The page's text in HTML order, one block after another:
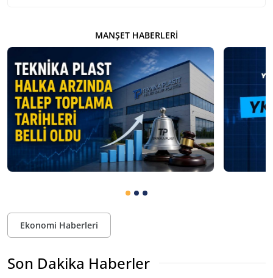
MANŞET HABERLERI
Ekonomi Haberleri
Son Dakika Haberler